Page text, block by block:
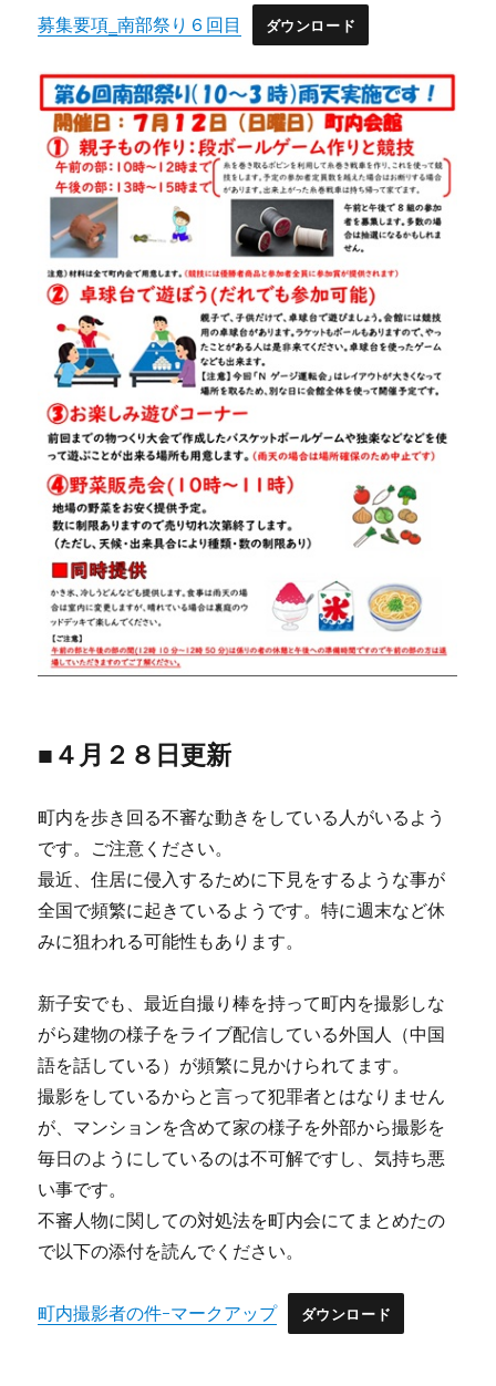
募集要項‗南部祭り６回目 ダウンロード
■４月２８日更新
町内を歩き回る不審な動きをしている人がいるよう
です。ご注意ください。
最近、住居に侵入するために下見をするような事が
全国で頻繁に起きているようです。特に週末など休
みに狙われる可能性もあります。
新子安でも、最近自撮り棒を持って町内を撮影しな
がら建物の様子をライブ配信している外国人（中国
語を話している）が頻繁に見かけられてます。
撮影をしているからと言って犯罪者とはなりません
が、マンションを含めて家の様子を外部から撮影を
毎日のようにしているのは不可解ですし、気持ち悪
い事です。
不審人物に関しての対処法を町内会にてまとめたの
で以下の添付を読んでください。
町内撮影者の件-マークアップ ダウンロード